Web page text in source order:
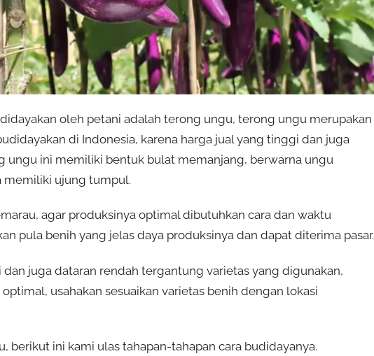
oleh petani adalah terong ungu, terong ungu merupakan
di Indonesia, karena harga jual yang tinggi dan juga
ungu ini memiliki bentuk bulat memanjang, berwarna ungu
memiliki ujung tumpul.
agar produksinya optimal dibutuhkan cara dan waktu
pula benih yang jelas daya produksinya dan dapat diterima pasar.
juga dataran rendah tergantung varietas yang digunakan,
usahakan sesuaikan varietas benih dengan lokasi
berikut ini kami ulas tahapan-tahapan cara budidayanya.